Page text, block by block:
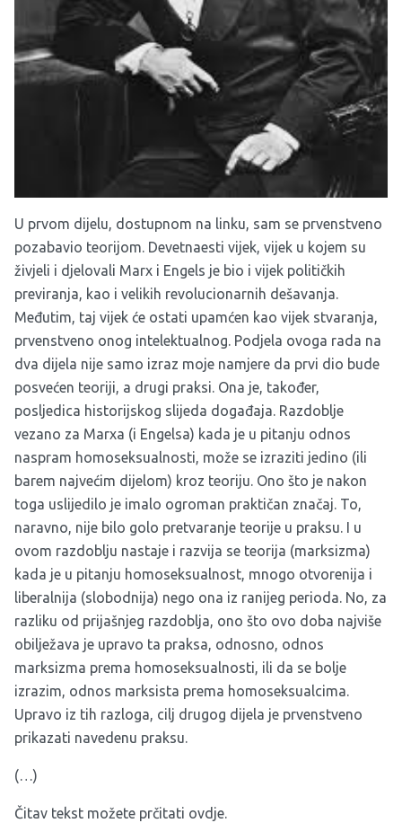
U prvom dijelu, dostupnom na linku, sam se prvenstveno
pozabavio teorijom. Devetnaesti vijek, vijek u kojem su
živjeli i djelovali Marx i Engels je bio i vijek političkih
previranja, kao i velikih revolucionarnih dešavanja.
Međutim, taj vijek će ostati upamćen kao vijek stvaranja,
prvenstveno onog intelektualnog. Podjela ovoga rada na
dva dijela nije samo izraz moje namjere da prvi dio bude
posvećen teoriji, a drugi praksi. Ona je, također,
posljedica historijskog slijeda događaja. Razdoblje
vezano za Marxa (i Engelsa) kada je u pitanju odnos
naspram homoseksualnosti, može se izraziti jedino (ili
barem najvećim dijelom) kroz teoriju. Ono što je nakon
toga uslijedilo je imalo ogroman praktičan značaj. To,
naravno, nije bilo golo pretvaranje teorije u praksu. I u
ovom razdoblju nastaje i razvija se teorija (marksizma)
kada je u pitanju homoseksualnost, mnogo otvorenija i
liberalnija (slobodnija) nego ona iz ranijeg perioda. No, za
razliku od prijašnjeg razdoblja, ono što ovo doba najviše
obilježava je upravo ta praksa, odnosno, odnos
marksizma prema homoseksualnosti, ili da se bolje
izrazim, odnos marksista prema homoseksualcima.
Upravo iz tih razloga, cilj drugog dijela je prvenstveno
prikazati navedenu praksu.
(…)
Čitav tekst možete prčitati ovdje.